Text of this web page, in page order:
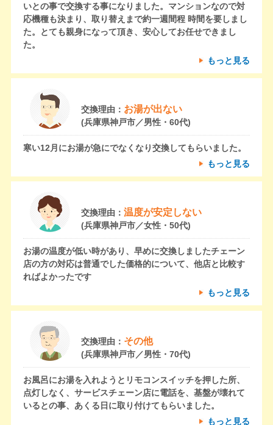
いとの事で交換する事になりました。マンションなので対
応機種も決まり、取り替えまで約一週間程 時間を要しまし
た。とても親身になって頂き、安心してお任せできまし
た。
もっと見る
交換理由： お湯が出ない
(兵庫県神戸市／男性・60代)
寒い12月にお湯が急にでなくなり交換してもらいました。
もっと見る
交換理由： 温度が安定しない
(兵庫県神戸市／女性・50代)
お湯の温度が低い時があり、早めに交換しましたチェーン
店の方の対応は普通でした価格的について、他店と比較す
ればよかったです
もっと見る
交換理由： その他
(兵庫県神戸市／男性・70代)
お風呂にお湯を入れようとリモコンスイッチを押した所、
点灯しなく、サービスチェーン店に電話を、基盤が壊れて
いるとの事、あくる日に取り付けてもらいました。
もっと見る